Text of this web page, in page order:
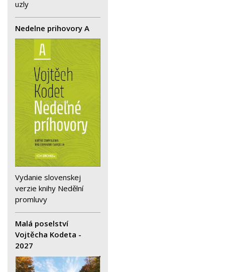
uzly
Nedelne prihovory A
Vydanie slovenskej
verzie knihy Nedělní
promluvy
Malá poselství
Vojtěcha Kodeta -
2027